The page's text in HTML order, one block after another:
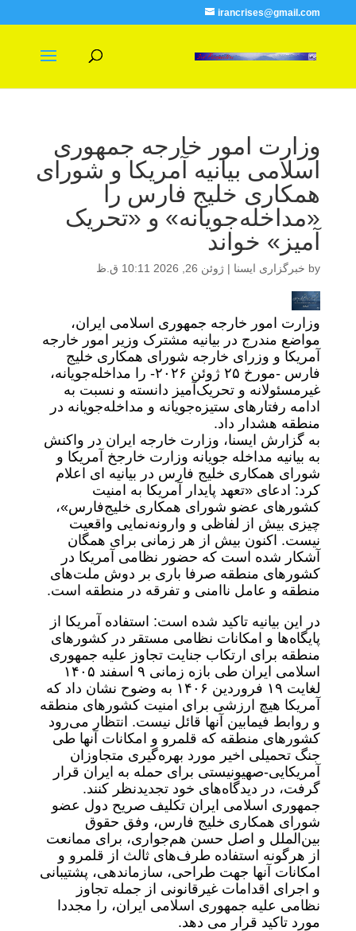
irancrises@gmail.com
وزارت امور خارجه جمهوری
اسلامی بیانیه آمریکا و شورای
همکاری خلیج فارس را
«مداخله‌جویانه» و «تحریک
آمیز» خواند
by خبرگزاری ایسنا | ژوئن 26, 2026 10:11 ق.ظ
وزارت امور خارجه جمهوری اسلامی ایران،
مواضع مندرج در بیانیه مشترک وزیر امور خارجه
آمریکا و وزرای خارجه شورای همکاری خلیج
فارس -مورخ ۲۵ ژوئن ۲۰۲۶- را مداخله‌جویانه،
غیرمسئولانه و تحریک‌آمیز دانسته و نسبت به
ادامه رفتارهای ستیزه‌جویانه و مداخله‌جویانه در
منطقه هشدار داد.
به گزارش ایسنا، وزارت خارجه ایران در واکنش
به بیانیه مداخله جویانه وزارت خارجخ آمریکا و
شورای همکاری خلیج فارس در بیانیه ای اعلام
کرد: ادعای «تعهد پایدار آمریکا به امنیت
کشورهای عضو شورای همکاری خلیج‌فارس»،
چیزی بیش از لفاظی و وارونه‌نمایی واقعیت
نیست. اکنون بیش از هر زمانی برای همگان
آشکار شده است که حضور نظامی آمریکا در
کشورهای منطقه صرفا باری بر دوش ملت‌های
منطقه و عامل ناامنی و تفرقه در منطقه است.
در این بیانیه تاکید شده است: استفاده آمریکا از
پایگاه‌ها و امکانات نظامی مستقر در کشورهای
منطقه برای ارتکاب جنایت تجاوز علیه جمهوری
اسلامی ایران طی بازه زمانی ۹ اسفند ۱۴۰۵
لغایت ۱۹ فروردین ۱۴۰۶ به وضوح نشان داد که
آمریکا هیچ ارزشی برای امنیت کشورهای منطقه
و روابط فیمابین آنها قائل نیست. انتظار می‌رود
کشورهای منطقه‌ که قلمرو و امکانات آنها طی
جنگ تحمیلی اخیر مورد بهره‌گیری متجاوزان
آمریکایی-صهیونیستی برای حمله به ایران قرار
گرفت، در دیدگاه‌های خود تجدیدنظر کنند.
جمهوری اسلامی ایران تکلیف صریح دول عضو
شورای همکاری خلیج فارس، وفق حقوق
بین‌الملل و اصل حسن هم‌جواری، برای ممانعت
از هرگونه استفاده طرف‌های ثالث از قلمرو و
امکانات آنها جهت طراحی، سازماندهی، پشتیبانی
و اجرای اقدامات غیرقانونی از جمله تجاوز
نظامی علیه جمهوری اسلامی ایران، را مجددا
مورد تاکید قرار می دهد.